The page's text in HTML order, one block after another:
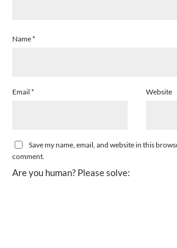
Name*
Email * Website
Save my name, email, and website in this
comment.
Are you human? Please solve: